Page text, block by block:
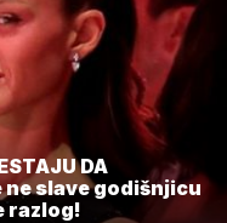
DA
ne slave godišnjicu
razlog!